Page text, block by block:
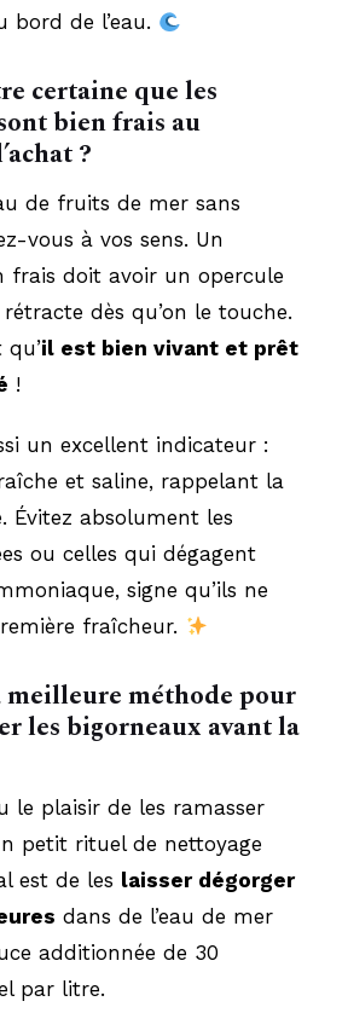
bord de l’eau.
certaine que les
bien frais au
?
de fruits de mer sans
vous à vos sens. Un
frais doit avoir un opercule
dès qu’on le touche.
qu’il est bien vivant et prêt
!
un excellent indicateur :
et saline, rappelant la
Évitez absolument les
ou celles qui dégagent
signe qu’ils ne
fraîcheur.
meilleure méthode pour
les bigorneaux avant la
le plaisir de les ramasser
petit rituel de nettoyage
est de les laisser dégorger
dans de l’eau de mer
additionnée de 30
par litre.